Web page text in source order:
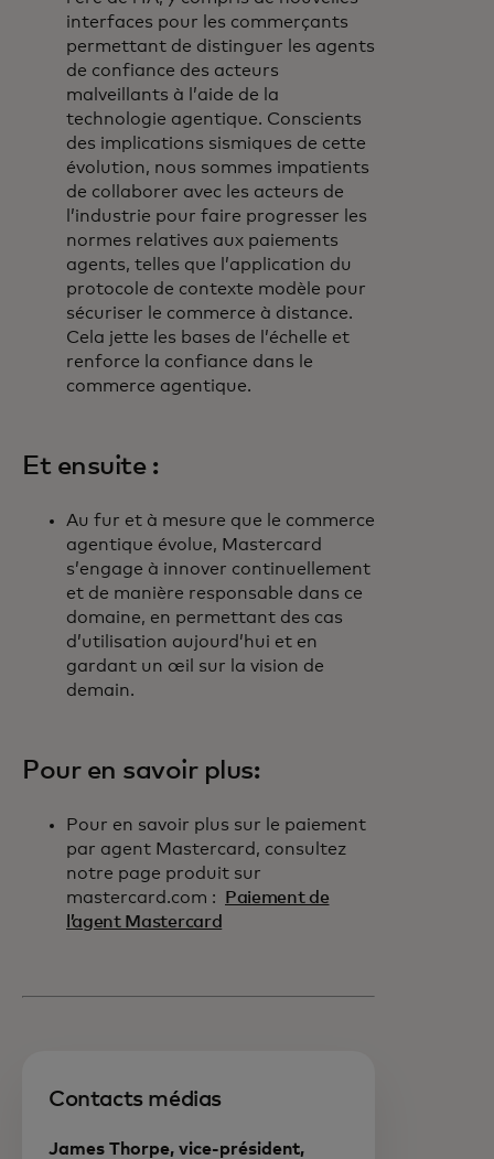
interfaces pour les commerçants
permettant de distinguer les agents
de confiance des acteurs
malveillants à l’aide de la
technologie agentique. Conscients
des implications sismiques de cette
évolution, nous sommes impatients
de collaborer avec les acteurs de
l’industrie pour faire progresser les
normes relatives aux paiements
agents, telles que l’application du
protocole de contexte modèle pour
sécuriser le commerce à distance.
Cela jette les bases de l’échelle et
renforce la confiance dans le
commerce agentique.
Et ensuite :
Au fur et à mesure que le commerce
agentique évolue, Mastercard
s’engage à innover continuellement
et de manière responsable dans ce
domaine, en permettant des cas
d’utilisation aujourd’hui et en
gardant un œil sur la vision de
demain.
Pour en savoir plus:
Pour en savoir plus sur le paiement
par agent Mastercard, consultez
notre page produit sur
mastercard.com :
Paiement de
l’agent Mastercard
Contacts médias
James Thorpe, vice-président,